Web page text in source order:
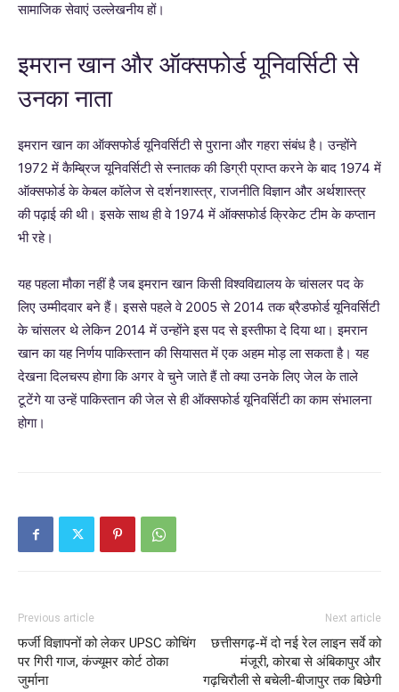
सामाजिक सेवाएं उल्लेखनीय हों।
इमरान खान और ऑक्सफोर्ड यूनिवर्सिटी से
उनका नाता
इमरान खान का ऑक्सफोर्ड यूनिवर्सिटी से पुराना और गहरा संबंध है। उन्होंने
1972 में कैम्ब्रिज यूनिवर्सिटी से स्नातक की डिग्री प्राप्त करने के बाद 1974 में
ऑक्सफोर्ड के केबल कॉलेज से दर्शनशास्त्र, राजनीति विज्ञान और अर्थशास्त्र
की पढ़ाई की थी। इसके साथ ही वे 1974 में ऑक्सफोर्ड क्रिकेट टीम के कप्तान
भी रहे।
यह पहला मौका नहीं है जब इमरान खान किसी विश्वविद्यालय के चांसलर पद के
लिए उम्मीदवार बने हैं। इससे पहले वे 2005 से 2014 तक ब्रैडफोर्ड यूनिवर्सिटी
के चांसलर थे लेकिन 2014 में उन्होंने इस पद से इस्तीफा दे दिया था। इमरान
खान का यह निर्णय पाकिस्तान की सियासत में एक अहम मोड़ ला सकता है। यह
देखना दिलचस्प होगा कि अगर वे चुने जाते हैं तो क्या उनके लिए जेल के ताले
टूटेंगे या उन्हें पाकिस्तान की जेल से ही ऑक्सफोर्ड यूनिवर्सिटी का काम संभालना
होगा।
Previous article
फर्जी विज्ञापनों को लेकर UPSC कोचिंग
पर गिरी गाज, कंज्यूमर कोर्ट ठोका
जुर्माना
Next article
छत्तीसगढ़-में दो नई रेल लाइन सर्वे को
मंजूरी, कोरबा से अंबिकापुर और
गढ़चिरौली से बचेली-बीजापुर तक बिछेगी